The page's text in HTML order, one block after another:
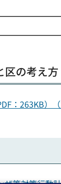
区の考え方
：263KB）